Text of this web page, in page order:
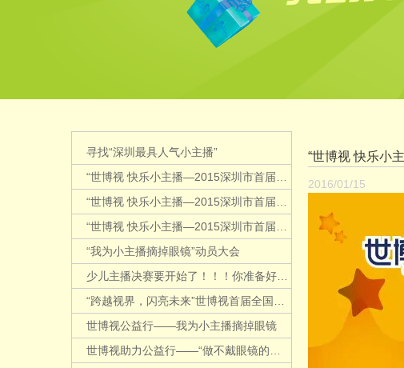
寻找“深圳最具人气小主播”
“我为小主播摘掉眼镜”动员大会
少儿主播决赛要开始了！！！你准备好了吗？
世博视公益行——我为小主播摘掉眼镜
“世博视 快乐小
2016/01/15